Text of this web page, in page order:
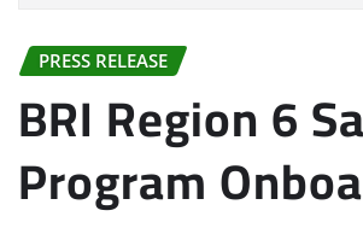
PRESS RELEASE
BRI Region 6
Program